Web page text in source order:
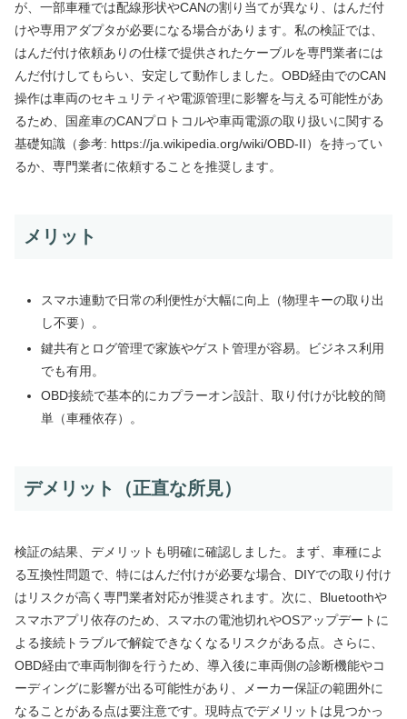
が、一部車種では配線形状やCANの割り当てが異なり、はんだ付
けや専用アダプタが必要になる場合があります。私の検証では、
はんだ付け依頼ありの仕様で提供されたケーブルを専門業者には
んだ付けしてもらい、安定して動作しました。OBD経由でのCAN
操作は車両のセキュリティや電源管理に影響を与える可能性があ
るため、国産車のCANプロトコルや車両電源の取り扱いに関する
基礎知識（参考: https://ja.wikipedia.org/wiki/OBD-II）を持ってい
るか、専門業者に依頼することを推奨します。
メリット
スマホ連動で日常の利便性が大幅に向上（物理キーの取り出
し不要）。
鍵共有とログ管理で家族やゲスト管理が容易。ビジネス利用
でも有用。
OBD接続で基本的にカプラーオン設計、取り付けが比較的簡
単（車種依存）。
デメリット（正直な所見）
検証の結果、デメリットも明確に確認しました。まず、車種によ
る互換性問題で、特にはんだ付けが必要な場合、DIYでの取り付け
はリスクが高く専門業者対応が推奨されます。次に、Bluetoothや
スマホアプリ依存のため、スマホの電池切れやOSアップデートに
よる接続トラブルで解錠できなくなるリスクがある点。さらに、
OBD経由で車両制御を行うため、導入後に車両側の診断機能やコ
ーディングに影響が出る可能性があり、メーカー保証の範囲外に
なることがある点は要注意です。現時点でデメリットは見つかっ